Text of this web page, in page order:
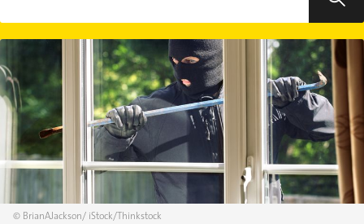
© BrianAJackson/ iStock/Thinkstock